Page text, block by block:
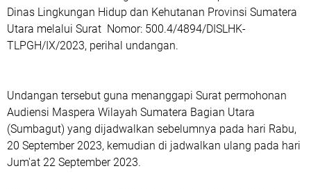
Dinas Lingkungan Hidup dan Kehutanan Provinsi Sumatera
Utara melalui Surat Nomor: 500.4/4894/DISLHK-
TLPGH/IX/2023, perihal undangan.
Undangan tersebut guna menanggapi Surat permohonan
Audiensi Maspera Wilayah Sumatera Bagian Utara
(Sumbagut) yang dijadwalkan sebelumnya pada hari Rabu,
20 September 2023, kemudian di jadwalkan ulang pada hari
Jum'at 22 September 2023.